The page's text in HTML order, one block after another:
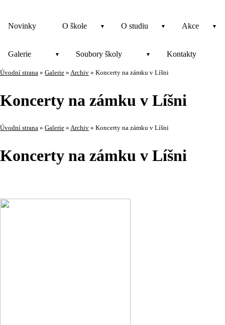
Novinky O škole O studiu Akce
Galerie Soubory školy Kontakty
Úvodní strana » Galerie » Archiv » Koncerty na zámku v Líšni
Koncerty na zámku v Líšni
Úvodní strana » Galerie » Archiv » Koncerty na zámku v Líšni
Koncerty na zámku v Líšni